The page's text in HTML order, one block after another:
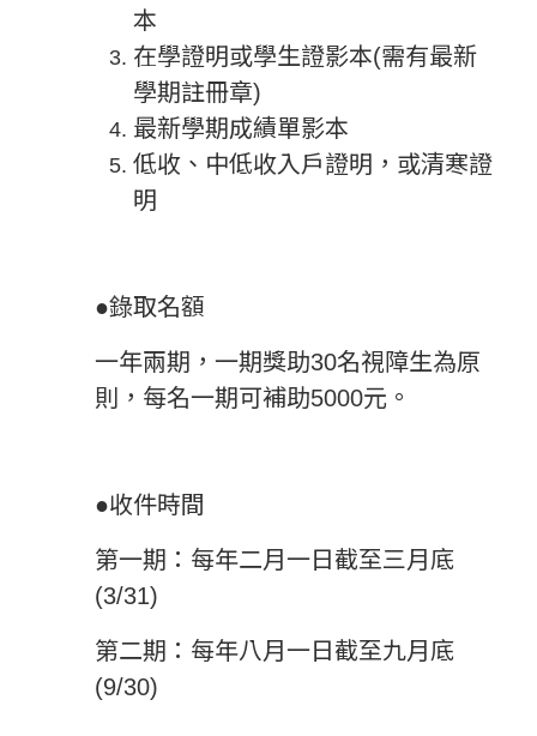
本
在學證明或學生證影本(需有最新
學期註冊章)
最新學期成績單影本
低收、中低收入戶證明，或清寒證
明
●錄取名額
一年兩期，一期獎助30名視障生為原
則，每名一期可補助5000元。
●收件時間
第一期：每年二月一日截至三月底
(3/31)
第二期：每年八月一日截至九月底
(9/30)